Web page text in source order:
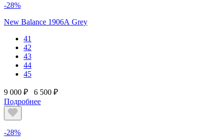
-28%
New Balance 1906А Grey
41
42
43
44
45
9 000 ₽
6 500 ₽
Подробнее
-28%